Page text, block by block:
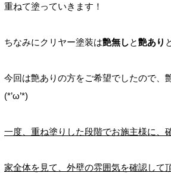
重ねて塗っていきます！
ちなみにクリヤー塗装は艶無しと艶あり
今回は艶ありの方をご希望でしたので、
(*’ω’*)
一度、重ね塗りした段階でお施主様に、
家全体を見て、外壁の雰囲気を確認して